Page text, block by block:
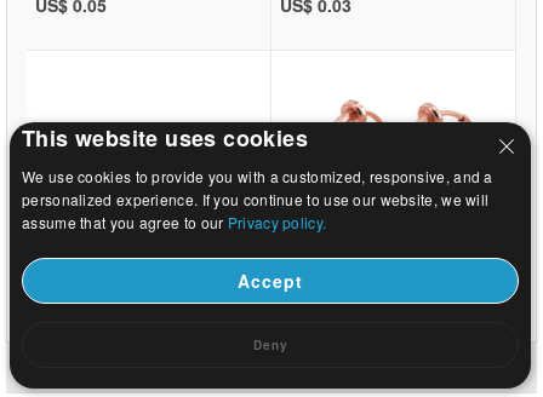
US$ 0.05 US$ 0.03
US$ 0.03 US$ 0.29
This website uses cookies
We use cookies to provide you with a customized, responsive, and a
personalized experience. If you continue to use our website, we will
assume that you agree to our Privacy policy.
Accept
Deny